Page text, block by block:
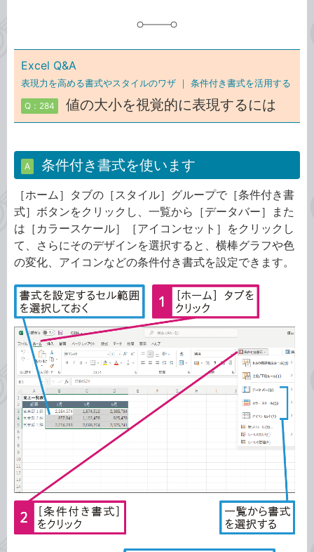
Excel Q&A
表現力を高める書式やスタイルのワザ ｜ 条件付き書式を活用する
Q：284 値の大小を視覚的に表現するには
A 条件付き書式を使います
［ホーム］タブの［スタイル］グループで［条件付き書
式］ボタンをクリックし、一覧から［データバー］また
は［カラースケール］［アイコンセット］をクリックし
て、さらにそのデザインを選択すると、横棒グラフや色
の変化、アイコンなどの条件付き書式を設定できます。